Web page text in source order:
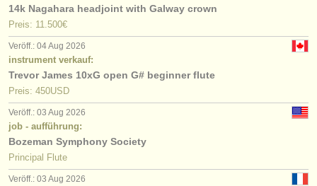
14k Nagahara headjoint with Galway crown
Preis: 11.500€
Veröff.: 04 Aug 2026
instrument verkauf:
Trevor James 10xG open G# beginner flute
Preis: 450USD
Veröff.: 03 Aug 2026
job - aufführung:
Bozeman Symphony Society
Principal Flute
Veröff.: 03 Aug 2026